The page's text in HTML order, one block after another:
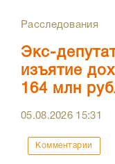
Расследования
Экс-
изъятие
164 млн
05.08.2026 15:31
Комментарии